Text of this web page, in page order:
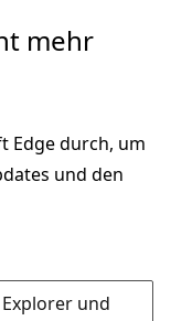
mehr
Edge durch, um
und den
und